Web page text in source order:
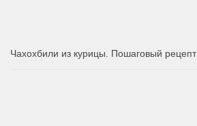
Чахохбили из курицы. Пошаговый рецепт